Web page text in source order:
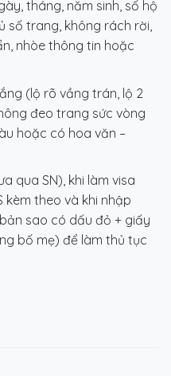
tháng, năm sinh, số hộ
số trang, không rách rời,
nhòe thông tin hoặc
(lộ rõ vầng trán, lộ 2
đeo trang sức vòng
hoặc có hoa văn –
qua SN), khi làm visa
kèm theo và khi nhập
sao có dấu đỏ + giấy
bố mẹ) để làm thủ tục